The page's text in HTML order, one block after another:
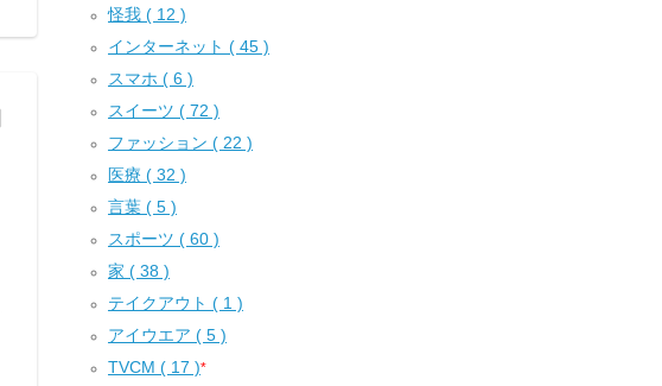
怪我 ( 12 )
インターネット ( 45 )
スマホ ( 6 )
スイーツ ( 72 )
ファッション ( 22 )
医療 ( 32 )
言葉 ( 5 )
スポーツ ( 60 )
家 ( 38 )
テイクアウト ( 1 )
アイウエア ( 5 )
TVCM ( 17 )*